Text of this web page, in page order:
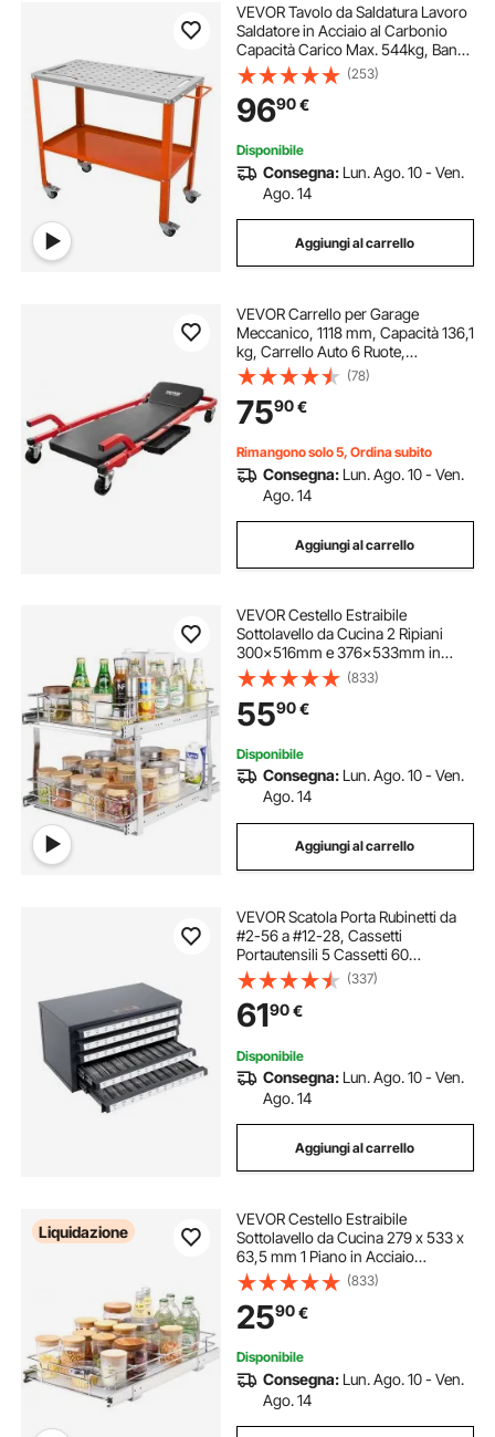
VEVOR Tavolo da Saldatura Lavoro
Saldatore in Acciaio al Carbonio
Capacità Carico Max. 544kg, Banco
di Lavoro per Saldatura 91,4 x 45,7
cm da Officina Garage, Tavolo da
Saldatura 94 Fori Portautensili
(253)
9690€
Disponibile
Consegna: Lun. Ago. 10 - Ven.
Ago. 14
Aggiungi al carrello
VEVOR Carrello per Garage
Meccanico, 1118 mm, Capacità 136,1
kg, Carrello Auto 6 Ruote,
Poggiatesta Ammortizzato
Regolabile, Vassoio Portautensili,
Telaio in Acciaio Resistente per
Garage Officine
(78)
7590€
Rimangono solo 5, Ordina subito
Consegna: Lun. Ago. 10 - Ven.
Ago. 14
Aggiungi al carrello
VEVOR Cestello Estraibile
Sottolavello da Cucina 2 Ripiani
300x516mm e 376x533mm in
Acciaio Cromato, Cestello
Scorrevole Cucina Ripiano Carico
max. 30kg, Cestello Portautensili
Sottolavello da Cucina
(833)
5590€
Disponibile
Consegna: Lun. Ago. 10 - Ven.
Ago. 14
Aggiungi al carrello
VEVOR Scatola Porta Rubinetti da
#2-56 a #12-28, Cassetti
Portautensili 5 Cassetti 60
Scomparti Etichettati, Dispenser
Rubinetti 37,5x20x20 cm Impilabile
Identificazione Conservazione
Officina Garage
(337)
6190€
Disponibile
Consegna: Lun. Ago. 10 - Ven.
Ago. 14
Aggiungi al carrello
Liquidazione
VEVOR Cestello Estraibile
Sottolavello da Cucina 279 x 533 x
63,5 mm 1 Piano in Acciaio
Cromato, Cestello Scorrevole per
Cucina Ripiano Carico max. 13 kg,
Cestello Portautensili Sottolavello
da Cucina
(833)
2590€
Disponibile
Consegna: Lun. Ago. 10 - Ven.
Ago. 14